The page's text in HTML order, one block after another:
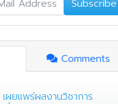
Subscribe
Comments
เผยแพร่ผลงานวิชาการ